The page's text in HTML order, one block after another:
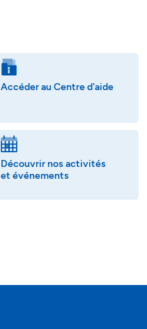
Accéder au Centre d'aide
Découvrir nos activités
et événements